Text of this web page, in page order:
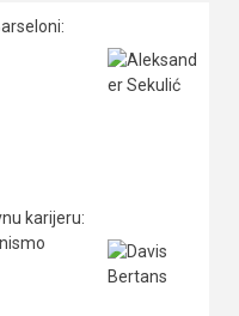
karijeru: